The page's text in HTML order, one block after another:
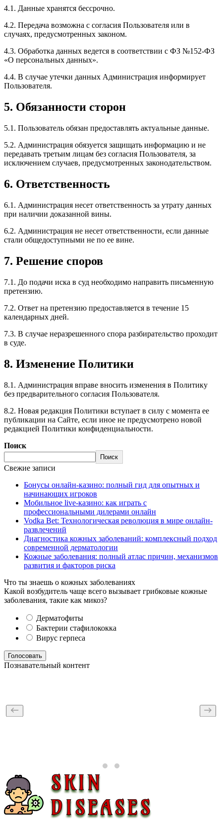
4.1. Данные хранятся бессрочно.
4.2. Передача возможна с согласия Пользователя или в
случаях, предусмотренных законом.
4.3. Обработка данных ведется в соответствии с ФЗ №152-ФЗ
«О персональных данных».
4.4. В случае утечки данных Администрация информирует
Пользователя.
5. Обязанности сторон
5.1. Пользователь обязан предоставлять актуальные данные.
5.2. Администрация обязуется защищать информацию и не
передавать третьим лицам без согласия Пользователя, за
исключением случаев, предусмотренных законодательством.
6. Ответственность
6.1. Администрация несет ответственность за утрату данных
при наличии доказанной вины.
6.2. Администрация не несет ответственности, если данные
стали общедоступными не по ее вине.
7. Решение споров
7.1. До подачи иска в суд необходимо направить письменную
претензию.
7.2. Ответ на претензию предоставляется в течение 15
календарных дней.
7.3. В случае неразрешенного спора разбирательство проходит
в суде.
8. Изменение Политики
8.1. Администрация вправе вносить изменения в Политику
без предварительного согласия Пользователя.
8.2. Новая редакция Политики вступает в силу с момента ее
публикации на Сайте, если иное не предусмотрено новой
редакцией Политики конфиденциальности.
Поиск
Поиск
Свежие записи
Бонусы онлайн-казино: полный гид для опытных и
начинающих игроков
Мобильное live-казино: как играть с
профессиональными дилерами онлайн
Vodka Bet: Технологическая революция в мире онлайн-
развлечений
Диагностика кожных заболеваний: комплексный подход
современной дерматологии
Кожные заболевания: полный атлас причин, механизмов
развития и факторов риска
Что ты знаешь о кожных заболеваниях
Какой возбудитель чаще всего вызывает грибковые кожные
заболевания, такие как микоз?
Дерматофиты
Бактерии стафилококка
Вирус герпеса
Голосовать
Познавательный контент